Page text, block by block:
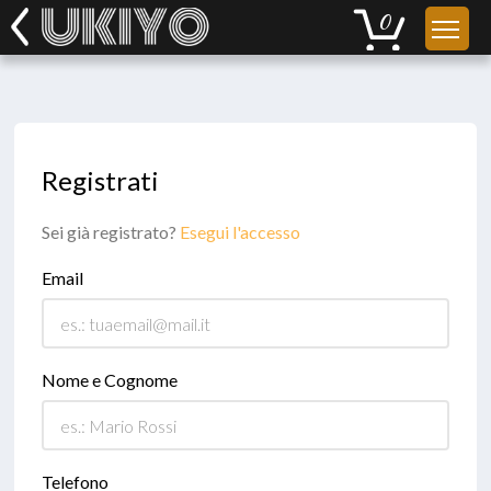
Registrati
Sei già registrato? Esegui l'accesso
Email
Nome e Cognome
Telefono